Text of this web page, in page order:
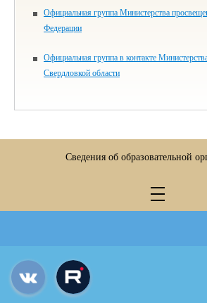
Официальная группа Министерства
Федерации
Официальная группа в контакте
Свердловкой области
Сведения об образовательной